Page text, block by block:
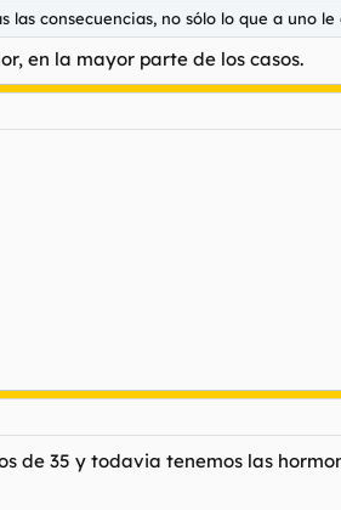
consecuencias, no sólo lo que a uno le
en la mayor parte de los casos.
de 35 y todavia tenemos las